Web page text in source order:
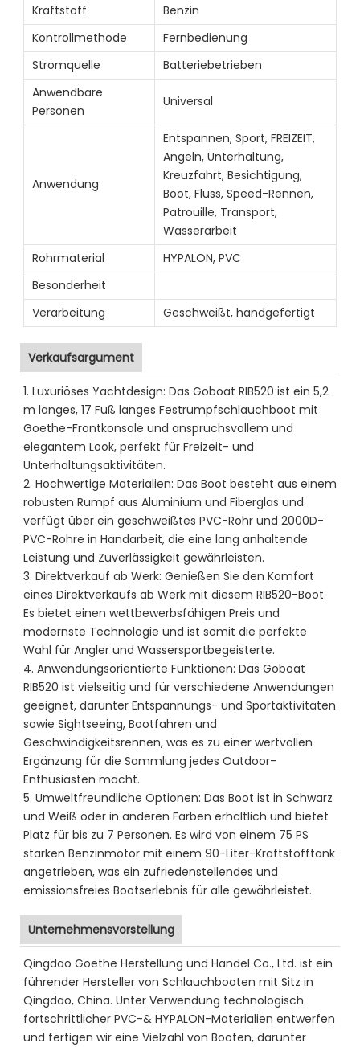
Kraftstoff
Benzin
Kontrollmethode
Fernbedienung
Stromquelle
Batteriebetrieben
Anwendbare
Personen
Universal
Anwendung
Entspannen, Sport, FREIZEIT,
Angeln, Unterhaltung,
Kreuzfahrt, Besichtigung,
Boot, Fluss, Speed-Rennen,
Patrouille, Transport,
Wasserarbeit
Rohrmaterial
HYPALON, PVC
Besonderheit
Verarbeitung
Geschweißt, handgefertigt
Verkaufsargument
1. Luxuriöses Yachtdesign: Das Goboat RIB520 ist ein 5,2
m langes, 17 Fuß langes Festrumpfschlauchboot mit
Goethe-Frontkonsole und anspruchsvollem und
elegantem Look, perfekt für Freizeit- und
Unterhaltungsaktivitäten.
2. Hochwertige Materialien: Das Boot besteht aus einem
robusten Rumpf aus Aluminium und Fiberglas und
verfügt über ein geschweißtes PVC-Rohr und 2000D-
PVC-Rohre in Handarbeit, die eine lang anhaltende
Leistung und Zuverlässigkeit gewährleisten.
3. Direktverkauf ab Werk: Genießen Sie den Komfort
eines Direktverkaufs ab Werk mit diesem RIB520-Boot.
Es bietet einen wettbewerbsfähigen Preis und
modernste Technologie und ist somit die perfekte
Wahl für Angler und Wassersportbegeisterte.
4. Anwendungsorientierte Funktionen: Das Goboat
RIB520 ist vielseitig und für verschiedene Anwendungen
geeignet, darunter Entspannungs- und Sportaktivitäten
sowie Sightseeing, Bootfahren und
Geschwindigkeitsrennen, was es zu einer wertvollen
Ergänzung für die Sammlung jedes Outdoor-
Enthusiasten macht.
5. Umweltfreundliche Optionen: Das Boot ist in Schwarz
und Weiß oder in anderen Farben erhältlich und bietet
Platz für bis zu 7 Personen. Es wird von einem 75 PS
starken Benzinmotor mit einem 90-Liter-Kraftstofftank
angetrieben, was ein zufriedenstellendes und
emissionsfreies Bootserlebnis für alle gewährleistet.
Unternehmensvorstellung
Qingdao Goethe Herstellung und Handel Co., Ltd. ist ein
führender Hersteller von Schlauchbooten mit Sitz in
Qingdao, China. Unter Verwendung technologisch
fortschrittlicher PVC-& HYPALON-Materialien entwerfen
und fertigen wir eine Vielzahl von Booten, darunter